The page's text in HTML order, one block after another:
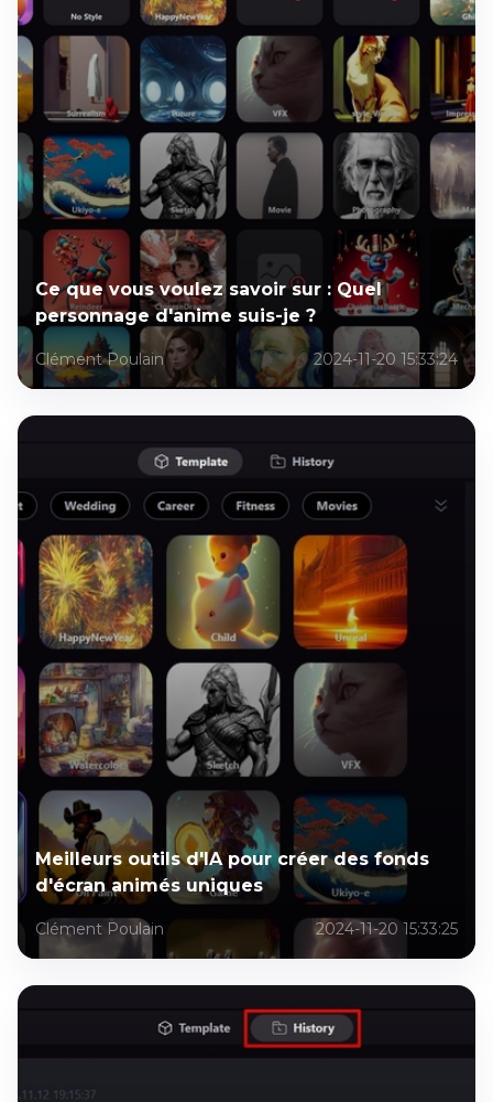
Ce que vous voulez savoir sur : Quel
personnage d'anime suis-je ?
Clément Poulain 2024-11-20 15:33:24
Meilleurs outils d'IA pour créer des fonds
d'écran animés uniques
Clément Poulain 2024-11-20 15:33:25